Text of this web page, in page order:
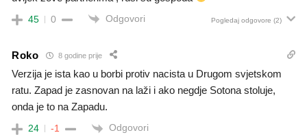
45 0 Odgovori Pogledaj odgovore (2)
Roko 8 godine prije
Verzija je ista kao u borbi protiv nacista u Drugom svjetskom
ratu. Zapad je zasnovan na laži i ako negdje Sotona stoluje,
onda je to na Zapadu.
24 -1 Odgovori